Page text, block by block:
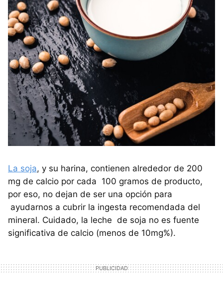
La soja, y su harina, contienen alrededor de 200
mg de calcio por cada 100 gramos de producto,
por eso, no dejan de ser una opción para
ayudarnos a cubrir la ingesta recomendada del
mineral. Cuidado, la leche de soja no es fuente
significativa de calcio (menos de 10mg%).